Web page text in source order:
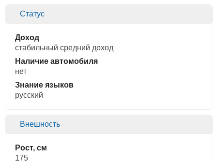
Статус
Доход
стабильный средний доход
Наличие автомобиля
нет
Знание языков
русский
Внешность
Рост, см
175